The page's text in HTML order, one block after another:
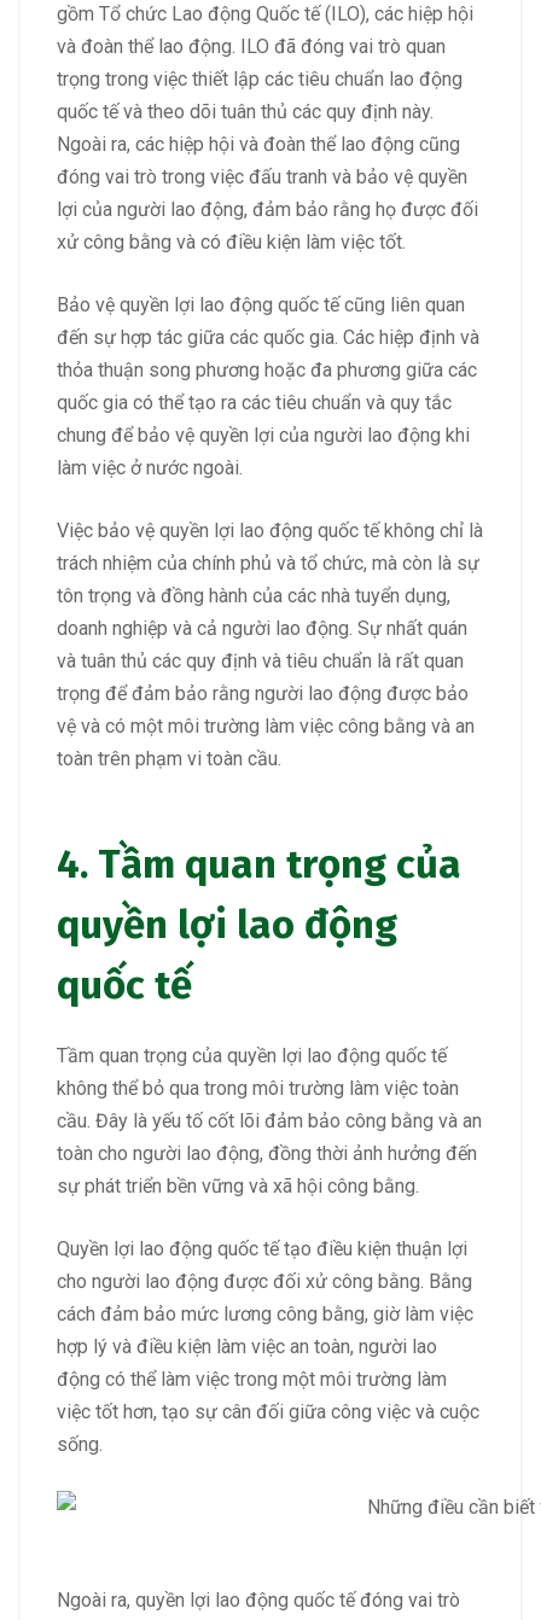
gồm Tổ chức Lao động Quốc tế (ILO), các hiệp hội
và đoàn thể lao động. ILO đã đóng vai trò quan
trọng trong việc thiết lập các tiêu chuẩn lao động
quốc tế và theo dõi tuân thủ các quy định này.
Ngoài ra, các hiệp hội và đoàn thể lao động cũng
đóng vai trò trong việc đấu tranh và bảo vệ quyền
lợi của người lao động, đảm bảo rằng họ được đối
xử công bằng và có điều kiện làm việc tốt.
Bảo vệ quyền lợi lao động quốc tế cũng liên quan
đến sự hợp tác giữa các quốc gia. Các hiệp định và
thỏa thuận song phương hoặc đa phương giữa các
quốc gia có thể tạo ra các tiêu chuẩn và quy tắc
chung để bảo vệ quyền lợi của người lao động khi
làm việc ở nước ngoài.
Việc bảo vệ quyền lợi lao động quốc tế không chỉ là
trách nhiệm của chính phủ và tổ chức, mà còn là sự
tôn trọng và đồng hành của các nhà tuyển dụng,
doanh nghiệp và cả người lao động. Sự nhất quán
và tuân thủ các quy định và tiêu chuẩn là rất quan
trọng để đảm bảo rằng người lao động được bảo
vệ và có một môi trường làm việc công bằng và an
toàn trên phạm vi toàn cầu.
4. Tầm quan trọng của
quyền lợi lao động
quốc tế
Tầm quan trọng của quyền lợi lao động quốc tế
không thể bỏ qua trong môi trường làm việc toàn
cầu. Đây là yếu tố cốt lõi đảm bảo công bằng và an
toàn cho người lao động, đồng thời ảnh hưởng đến
sự phát triển bền vững và xã hội công bằng.
Quyền lợi lao động quốc tế tạo điều kiện thuận lợi
cho người lao động được đối xử công bằng. Bằng
cách đảm bảo mức lương công bằng, giờ làm việc
hợp lý và điều kiện làm việc an toàn, người lao
động có thể làm việc trong một môi trường làm
việc tốt hơn, tạo sự cân đối giữa công việc và cuộc
sống.
Ngoài ra, quyền lợi lao động quốc tế đóng vai trò